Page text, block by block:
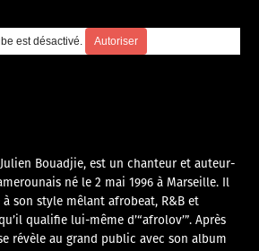
est désactivé. Autoriser
Bouadjie, est un chanteur et auteur-
né le 2 mai 1996 à Marseille. Il
son style mêlant afrobeat, R&B et
qualifie lui-même d’“afrolov’”. Après
révèle au grand public avec son album